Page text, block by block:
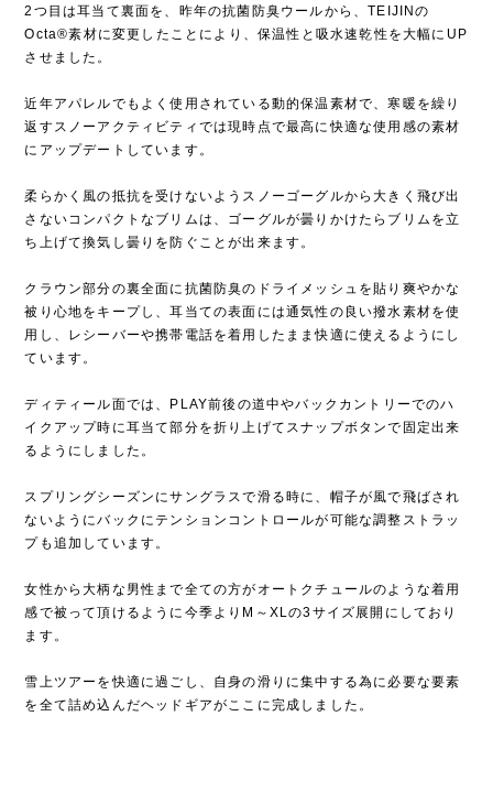
2つ目は耳当て裏面を、昨年の抗菌防臭ウールから、TEIJINの
Octa®︎素材に変更したことにより、保温性と吸水速乾性を大幅にUP
させました。
近年アパレルでもよく使用されている動的保温素材で、寒暖を繰り
返すスノーアクティビティでは現時点で最高に快適な使用感の素材
にアップデートしています。
柔らかく風の抵抗を受けないようスノーゴーグルから大きく飛び出
さないコンパクトなブリムは、ゴーグルが曇りかけたらブリムを立
ち上げて換気し曇りを防ぐことが出来ます。
クラウン部分の裏全面に抗菌防臭のドライメッシュを貼り爽やかな
被り心地をキープし、耳当ての表面には通気性の良い撥水素材を使
用し、レシーバーや携帯電話を着用したまま快適に使えるようにし
ています。
ディティール面では、PLAY前後の道中やバックカントリーでのハ
イクアップ時に耳当て部分を折り上げてスナップボタンで固定出来
るようにしました。
スプリングシーズンにサングラスで滑る時に、帽子が風で飛ばされ
ないようにバックにテンションコントロールが可能な調整ストラッ
プも追加しています。
女性から大柄な男性まで全ての方がオートクチュールのような着用
感で被って頂けるように今季よりM～XLの3サイズ展開にしており
ます。
雪上ツアーを快適に過ごし、自身の滑りに集中する為に必要な要素
を全て詰め込んだヘッドギアがここに完成しました。